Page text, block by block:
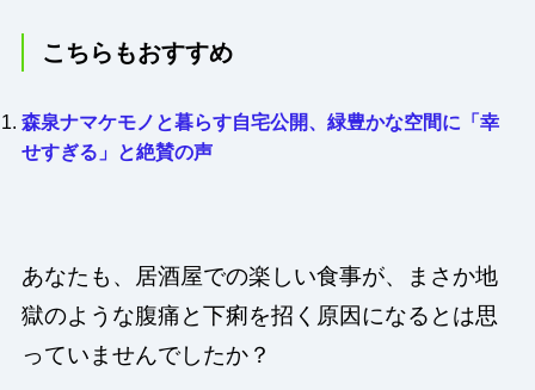
こちらもおすすめ
森泉ナマケモノと暮らす自宅公開、緑豊かな空間に「幸
せすぎる」と絶賛の声
あなたも、居酒屋での楽しい食事が、まさか地
獄のような腹痛と下痢を招く原因になるとは思
っていませんでしたか？